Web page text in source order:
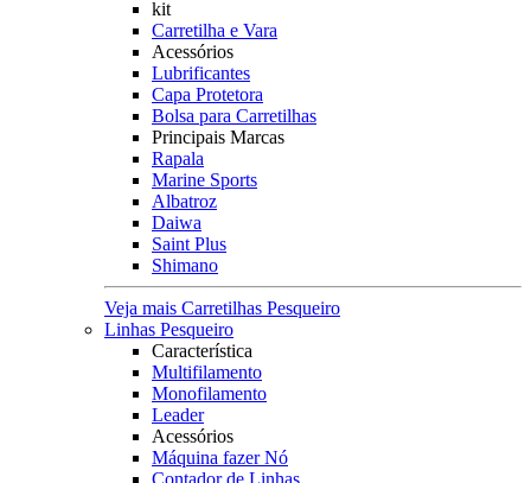
kit
Carretilha e Vara
Acessórios
Lubrificantes
Capa Protetora
Bolsa para Carretilhas
Principais Marcas
Rapala
Marine Sports
Albatroz
Daiwa
Saint Plus
Shimano
Veja mais Carretilhas Pesqueiro
Linhas Pesqueiro
Característica
Multifilamento
Monofilamento
Leader
Acessórios
Máquina fazer Nó
Contador de Linhas